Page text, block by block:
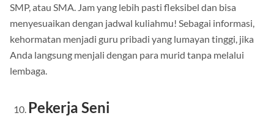
SMP, atau SMA. Jam yang lebih pasti fleksibel dan bisa
menyesuaikan dengan jadwal kuliahmu! Sebagai informasi,
kehormatan menjadi guru pribadi yang lumayan tinggi, jika
Anda langsung menjali dengan para murid tanpa melalui
lembaga.
Pekerja Seni